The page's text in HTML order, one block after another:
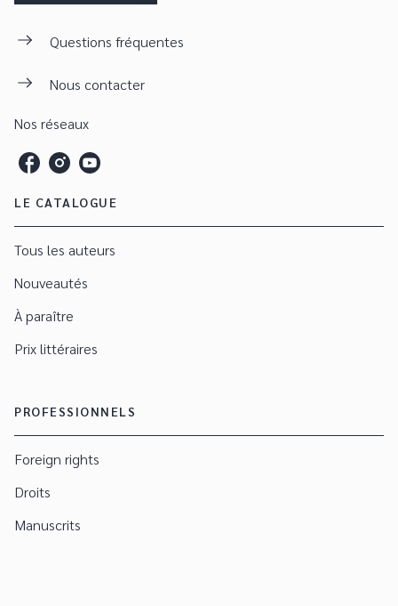
Questions fréquentes
Nous contacter
Nos réseaux
LE CATALOGUE
Tous les auteurs
Nouveautés
À paraître
Prix littéraires
PROFESSIONNELS
Foreign rights
Droits
Manuscrits